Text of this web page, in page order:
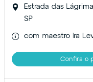
Estrada das
SP
com maestro Ira
Confira o